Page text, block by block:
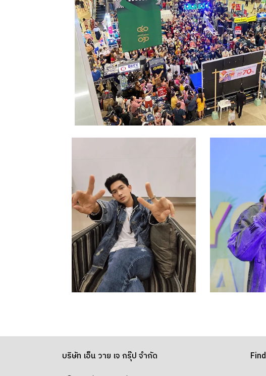
บริษัท เอ็น วาย เจ กรุ๊ป จำกัด